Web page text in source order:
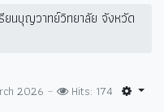
ยนบุญวาทย์วิทยาลัย จังหวัด
2026 Hits: 174